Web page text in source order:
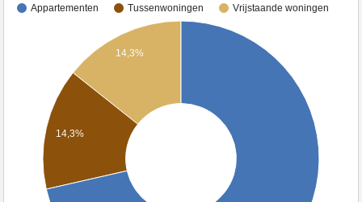
Appartementen Tussenwoningen Vrijstaande woningen
14,3%
14,3%